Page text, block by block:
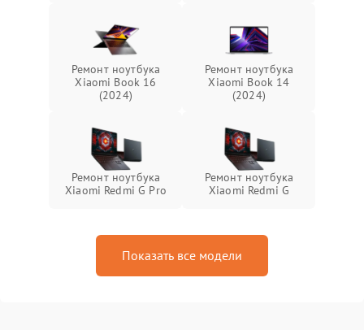
Ремонт ноутбука
Xiaomi Book 16
(2024)
Ремонт ноутбука
Xiaomi Book 14
(2024)
Ремонт ноутбука
Xiaomi Redmi G Pro
Ремонт ноутбука
Xiaomi Redmi G
Показать все модели